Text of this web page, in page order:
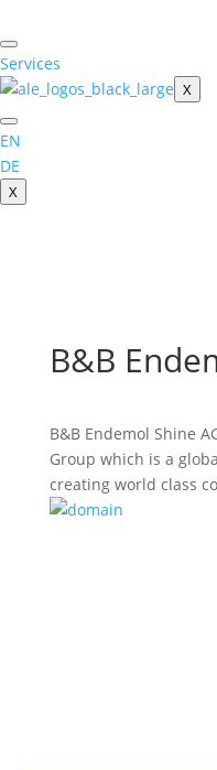
to
content
Services
X
EN
DE
X
B&B
B&B Endemol Shine
Group which is a
creating world class